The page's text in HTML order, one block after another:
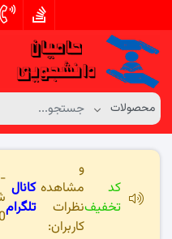
کد
تخفیف
و
مشاهده
نظرات
کاربران:
کانال
تلگرام